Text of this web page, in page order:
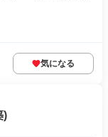
気になる
)